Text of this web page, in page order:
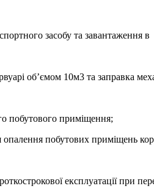
засобу та
об’ємом 10м3 та заправка
побутового приміщення;
побутових приміщень
експлуатації при